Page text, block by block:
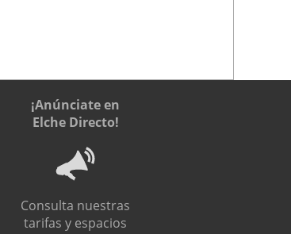
¡Anúnciate en
Elche Directo!
Consulta nuestras
tarifas y espacios